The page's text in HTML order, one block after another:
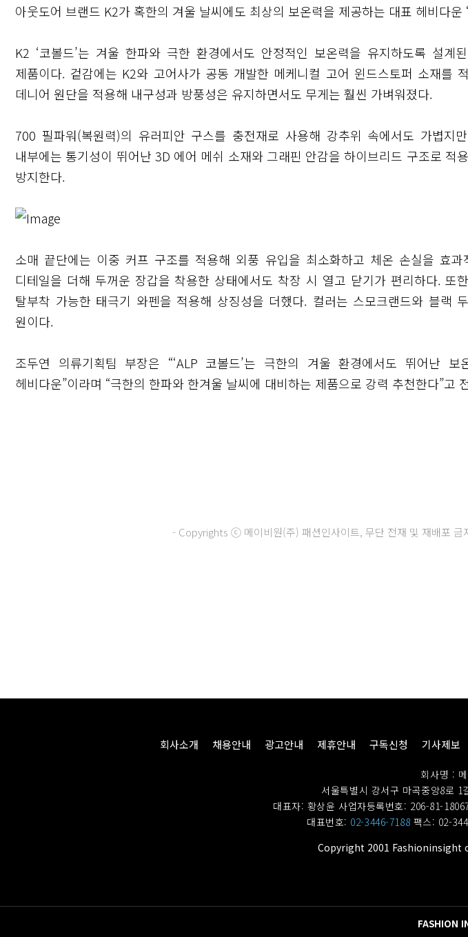
아웃도어 브랜드 K2가 혹한의 겨울 날씨에도 최상의 보온력을 제공하는 대표 헤비다운
K2 ‘코볼드’는 겨울 한파와 극한 환경에서도 안정적인 보온력을 유지하도록 설계
제품이다. 겉감에는 K2와 고어사가 공동 개발한 메케니컬 고어 윈드스토퍼 소재를
데니어 원단을 적용해 내구성과 방풍성은 유지하면서도 무게는 훨씬 가벼워졌다.
700 필파워(복원력)의 유러피안 구스를 충전재로 사용해 강추위 속에서도 가볍지
내부에는 통기성이 뛰어난 3D 에어 메쉬 소재와 그래핀 안감을 하이브리드 구조로 적
방지한다.
소매 끝단에는 이중 커프 구조를 적용해 외풍 유입을 최소화하고 체온 손실을 효과
디테일을 더해 두꺼운 장갑을 착용한 상태에서도 착장 시 열고 닫기가 편리하다. 또
탈부착 가능한 태극기 와펜을 적용해 상징성을 더했다. 컬러는 스모크랜드와 블랙
원이다.
조두연 의류기획팀 부장은 “‘ALP 코볼드’는 극한의 겨울 환경에서도 뛰어난
헤비다운”이라며 “극한의 한파와 한겨울 날씨에 대비하는 제품으로 강력 추천한다”고
- Copyrights ⓒ 메이비원(주) 패션인사이트, 무단 전재 및 재배포 금
닫기
회사소개 채용안내 광고안내 제휴안내 구독신청 기사제보
회사명 :
서울특별시 강서구 마곡중앙8로
대표자: 황상윤 사업자등록번호: 206-81-
대표번호: 02-3446-7188 팩스: 02-
Copyright 2001 Fashioninsight
FASHION